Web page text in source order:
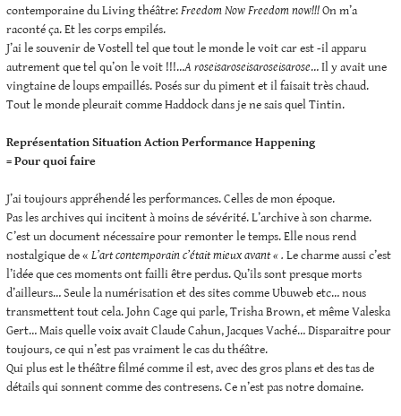
contemporaine du Living théâtre:Freedom Now Freedom now!!!On m’a
raconté ça. Et les corps empilés.
J’ai le souvenir de Vostell tel que tout le monde le voit car est -il apparu
autrement que tel qu’on le voit !!!…A roseisaroseisaroseisarose… Il y avait une
vingtaine de loups empaillés. Posés sur du piment et il faisait très chaud.
Tout le monde pleurait comme Haddock dans je ne sais quel Tintin.
Représentation Situation Action Performance Happening
= Pour quoi faire
J’ai toujours appréhendé les performances. Celles de mon époque.
Pas les archives qui incitent à moins de sévérité. L’archive à son charme.
C’est un document nécessaire pour remonter le temps. Elle nous rend
nostalgique de « L’art contemporain c’était mieux avant « . Le charme aussi c’est
l’idée que ces moments ont failli être perdus. Qu’ils sont presque morts
d’ailleurs… Seule la numérisation et des sites comme Ubuweb etc… nous
transmettent tout cela. John Cage qui parle, Trisha Brown, et même Valeska
Gert… Mais quelle voix avait Claude Cahun, Jacques Vaché… Disparaitre pour
toujours, ce qui n’est pas vraiment le cas du théâtre.
Qui plus est le théâtre filmé comme il est, avec des gros plans et des tas de
détails qui sonnent comme des contresens. Ce n’est pas notre domaine.